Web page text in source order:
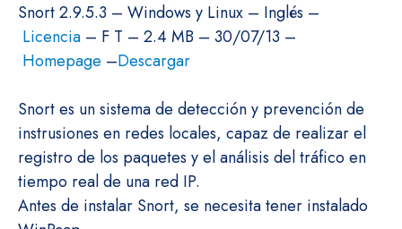
Snort 2.9.5.3 – Windows y Linux – Inglés –
Licencia – F T – 2.4 MB – 30/07/13 –
Homepage –Descargar
Snort es un sistema de detección y prevención de
instrusiones en redes locales, capaz de realizar el
registro de los paquetes y el análisis del tráfico en
tiempo real de una red IP.
Antes de instalar Snort, se necesita tener instalado